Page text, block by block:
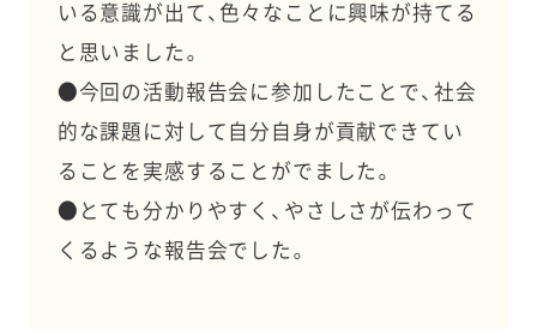
いる意識が出て、色々なことに興味が持てる
と思いました。
●今回の活動報告会に参加したことで、社会
的な課題に対して自分自身が貢献できてい
ることを実感することがでました。
●とても分かりやすく、やさしさが伝わって
くるような報告会でした。